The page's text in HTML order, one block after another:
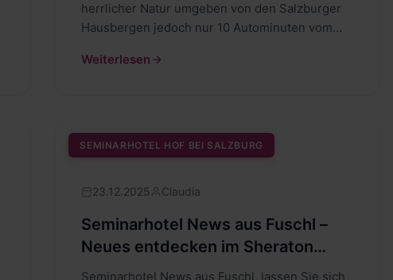
herrlicher Natur umgeben von den Salzburger
Hausbergen jedoch nur 10 Autominuten vom
Weiterlesen
SEMINARHOTEL HOF BEI SALZBURG
23.12.2025 Claudia
Seminarhotel News aus Fuschl –
Neues entdecken im Sheraton
Fuschlsee-Salzburg Hotel Jagdhof
Seminarhotel News aus Fuschl, lassen Sie sich